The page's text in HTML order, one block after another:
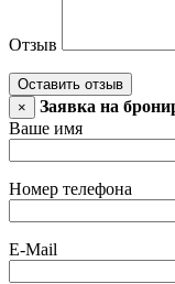
Отзыв
Оставить отзыв
×
Заявка на
Ваше имя
Номер телефона
E-Mail